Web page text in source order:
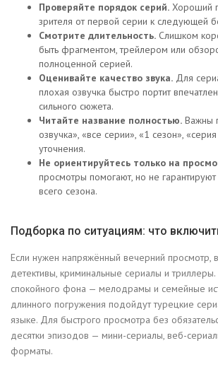
Проверяйте порядок серий. Хороший
зрителя от первой серии к следующей
Смотрите длительность. Слишком
быть фрагментом, трейлером или
полноценной серией.
Оценивайте качество звука. Для
плохая озвучка быстро портит
сильного сюжета.
Читайте название полностью. Важны
озвучка», «все серии», «1 сезон»,
уточнения.
Не ориентируйтесь только на
просмотры помогают, но не
всего сезона.
Подборка по ситуациям: что
Если нужен напряжённый вечерний просмотр,
детективы, криминальные сериалы и триллеры.
спокойного фона — мелодрамы и семейные
длинного погружения подойдут турецкие
языке. Для быстрого просмотра без
десятки эпизодов — мини-сериалы, веб-
форматы.